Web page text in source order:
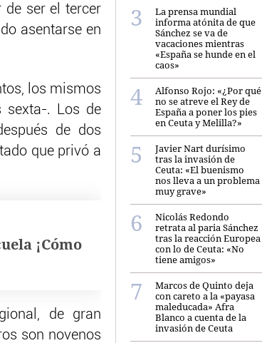
ser el tercer
asentarse en
los mismos
sexta-. Los de
de dos
que privó a
¡Cómo
de gran
son novenos
La prensa mundial
informa atónita de que
Sánchez se va de
vacaciones mientras
«España se hunde en el
caos»
Alfonso Rojo: «¿Por qué
no se atreve el Rey de
España a poner los pies
en Ceuta y Melilla?»
Javier Nart durísimo
tras la invasión de
Ceuta: «El buenismo
nos lleva a un problema
muy grave»
Nicolás Redondo
retrata al paria Sánchez
tras la reacción Europea
con lo de Ceuta: «No
tiene amigos»
Marcos de Quinto deja
con careto a la «payasa
maleducada» Afra
Blanco a cuenta de la
invasión de Ceuta